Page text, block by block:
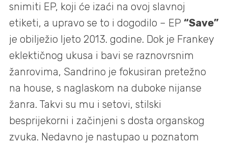
snimiti EP, koji će izaći na ovoj slavnoj
etiketi, a upravo se to i dogodilo – EP “Save”
je obilježio ljeto 2013. godine. Dok je Frankey
eklektičnog ukusa i bavi se raznovrsnim
žanrovima, Sandrino je fokusiran pretežno
na house, s naglaskom na duboke nijanse
žanra. Takvi su mu i setovi, stilski
besprijekorni i začinjeni s dosta organskog
zvuka. Nedavno je nastupao u poznatom